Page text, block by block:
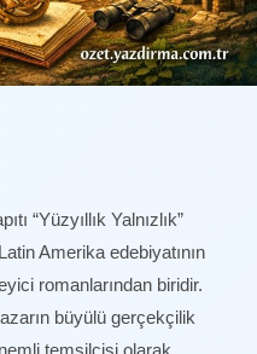
“Yüzyıllık Yalnızlık”
Amerika edebiyatının
romanlarından biridir.
büyülü gerçekçilik
temsilcisi olarak